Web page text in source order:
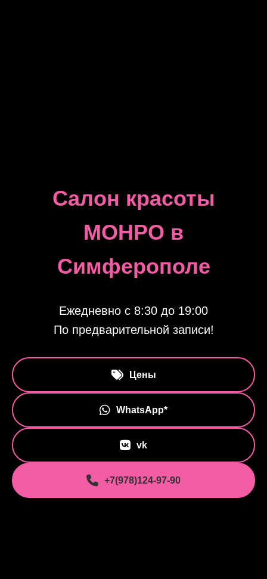
Салон красоты
МОНРО в
Симферополе
Ежедневно с 8:30 до 19:00
По предварительной записи!
Цены
WhatsApp*
vk
+7(978)124-97-90